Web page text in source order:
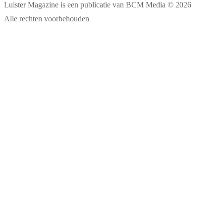
Luister Magazine is een publicatie van BCM Media © 2026
Alle rechten voorbehouden